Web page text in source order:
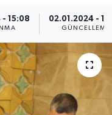
- 15:08 02.01.2024 -
GÜNCELLEME